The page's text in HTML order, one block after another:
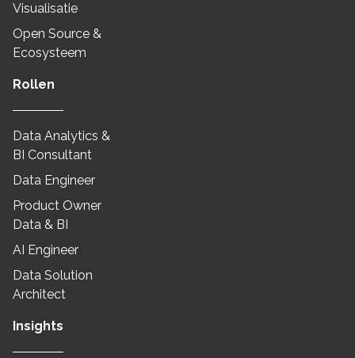
Visualisatie
Open Source &
Ecosysteem
Rollen
Data Analytics &
BI Consultant
Data Engineer
Product Owner
Data & BI
AI Engineer
Data Solution
Architect
Insights